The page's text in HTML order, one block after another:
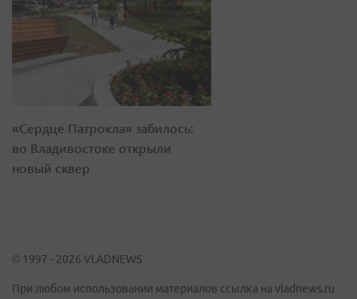
«Сердце Патрокла» забилось:
во Владивостоке открыли
новый сквер
© 1997 - 2026 VLADNEWS
При любом использовании материалов ссылка на vladnews.ru